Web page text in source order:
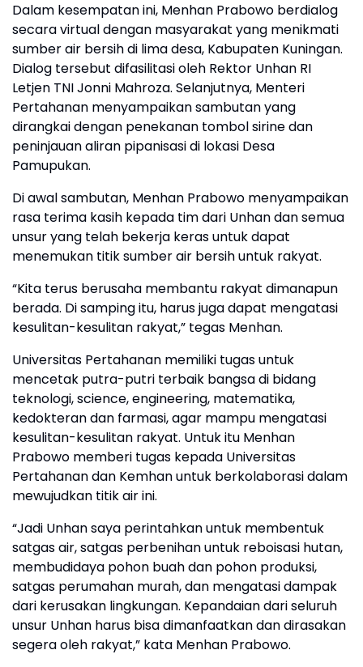
Dalam kesempatan ini, Menhan Prabowo berdialog
secara virtual dengan masyarakat yang menikmati
sumber air bersih di lima desa, Kabupaten Kuningan.
Dialog tersebut difasilitasi oleh Rektor Unhan RI
Letjen TNI Jonni Mahroza. Selanjutnya, Menteri
Pertahanan menyampaikan sambutan yang
dirangkai dengan penekanan tombol sirine dan
peninjauan aliran pipanisasi di lokasi Desa
Pamupukan.
Di awal sambutan, Menhan Prabowo menyampaikan
rasa terima kasih kepada tim dari Unhan dan semua
unsur yang telah bekerja keras untuk dapat
menemukan titik sumber air bersih untuk rakyat.
“Kita terus berusaha membantu rakyat dimanapun
berada. Di samping itu, harus juga dapat mengatasi
kesulitan-kesulitan rakyat,” tegas Menhan.
Universitas Pertahanan memiliki tugas untuk
mencetak putra-putri terbaik bangsa di bidang
teknologi, science, engineering, matematika,
kedokteran dan farmasi, agar mampu mengatasi
kesulitan-kesulitan rakyat. Untuk itu Menhan
Prabowo memberi tugas kepada Universitas
Pertahanan dan Kemhan untuk berkolaborasi dalam
mewujudkan titik air ini.
“Jadi Unhan saya perintahkan untuk membentuk
satgas air, satgas perbenihan untuk reboisasi hutan,
membudidaya pohon buah dan pohon produksi,
satgas perumahan murah, dan mengatasi dampak
dari kerusakan lingkungan. Kepandaian dari seluruh
unsur Unhan harus bisa dimanfaatkan dan dirasakan
segera oleh rakyat,” kata Menhan Prabowo.